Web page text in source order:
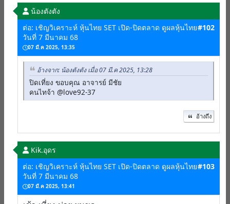
น้องตังตัง
ต่อ: เชิญวิเคราะห์ หุ้นไทย SET เปิด-ปิดตลาด ดูผลหุ้นไทย
วันที่ 7 มีนาคม 68
07 มี.ค 2025, 13:35
#102
อ้างจาก: น้องตังตัง เมื่อ 07 มี.ค 2025, 13:28
ปิดเที่ยง ขอบคุณ อาจารย์ มีชัย
คนไทจ้า @love92-37
อ้างถึง
Kik.อุดร
ต่อ: เชิญวิเคราะห์ หุ้นไทย SET เปิด-ปิดตลาด ดูผลหุ้นไทย
วันที่ 7 มีนาคม 68
07 มี.ค 2025, 13:41
#103